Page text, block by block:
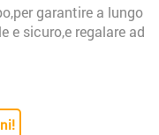
garantire a lungo
e sicuro,e regalare ad